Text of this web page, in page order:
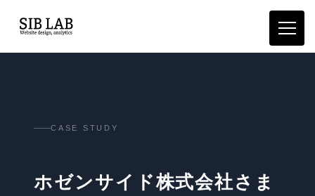
CASE STUDY
ホゼンサイド株式会社さま